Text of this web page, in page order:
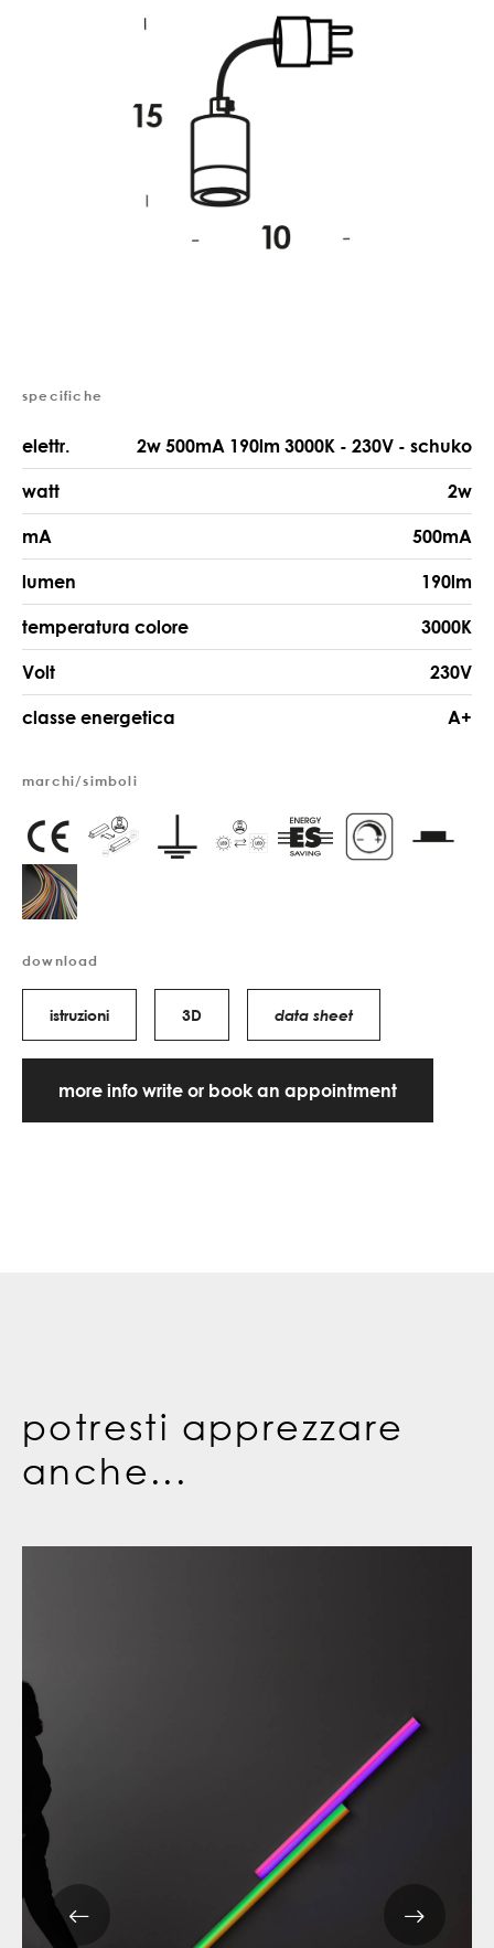
specifiche
elettr. 2w 500mA 190lm 3000K - 230V - schuko
watt 2w
mA 500mA
lumen 190lm
temperatura colore 3000K
Volt 230V
classe energetica A+
marchi/simboli
download
istruzioni 3D data sheet
more info write or book an appointment
potresti apprezzare
anche...